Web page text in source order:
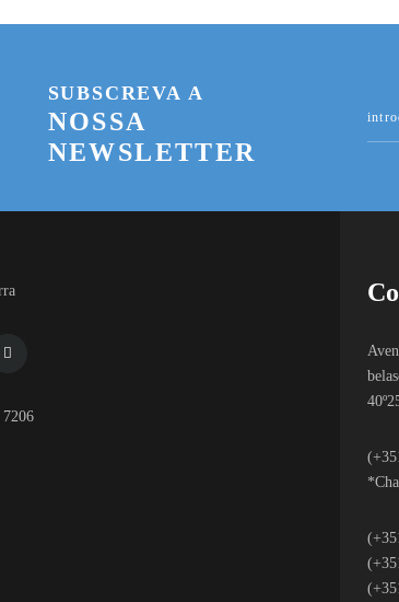
SUBSCREVA A
NOSSA
NEWSLETTER